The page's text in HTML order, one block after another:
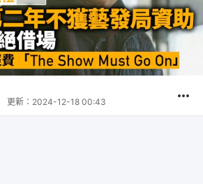
更新： 2024-12-18 00:43